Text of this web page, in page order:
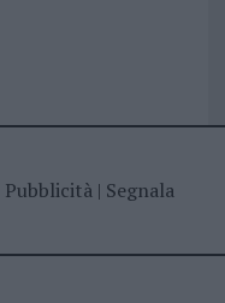
Pubblicità| Segnala